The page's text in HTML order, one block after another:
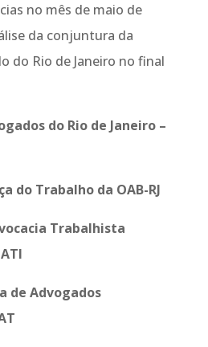
no mês de maio de
da conjuntura da
do Rio de Janeiro no final
do Rio de Janeiro –
do Trabalho da OAB-RJ
Trabalhista
de Advogados